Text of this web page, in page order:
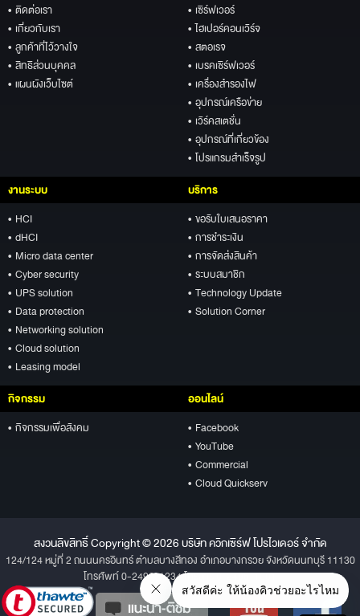
• ติดต่อเรา
• เกี่ยวกับเรา
• ลูกค้าที่ไว้วางใจ
• สิทธิส่วนบุคคล
• แผนผังเว็บไซต์
• เซิร์ฟเวอร์
• ไฮเปอร์คอนเวิร์จ
• สตอเรจ
• เบรคเซิร์ฟเวอร์
• เครื่องสำรองไฟ
• อุปกรณ์เครือข่าย
• เวิร์คสเตชั่น
• อุปกรณ์ที่เกี่ยวข้อง
• โปรแกรมสำเร็จรูป
งานระบบ
• HCI
• dHCI
• Micro data center
• Cyber security
• UPS solution
• Data protection
• Networking solution
• Cloud solution
• Leasing model
บริการ
• ขอรับใบเสนอราคา
• การชำระเงิน
• การจัดส่งสินค้า
• ระบบสมาชิก
• Technology Update
• Solution Corner
กิจกรรม
• กิจกรรมเพื่อสังคม
ออนไลน์
• Facebook
• YouTube
• Commercial
• Cloud Quickserv
สงวนลิขสิทธิ์ Copyright © 2026 บริษัท ควิกเซิร์ฟ โปรไวเดอร์ จำกัด
124/124 หมู่ที่ 2 ถนนนครอินทร์ ตำบลบางสีทอง อำเภอบางกรวย จังหวัดนนทบุรี 11130
โทรศัพท์ 0-2496-1234 โทรสาร 0-2496-1001